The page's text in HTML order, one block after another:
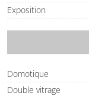
Exposition
Domotique
Double vitrage